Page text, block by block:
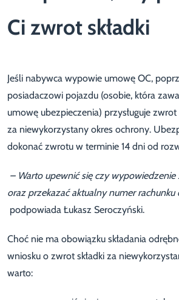
Ci zwrot składki
Jeśli nabywca wypowie umowę OC,
posiadaczowi pojazdu (osobie, która
umowę ubezpieczenia) przysługuje zwrot
za niewykorzystany okres ochrony.
dokonać zwrotu w terminie 14 dni od
– Warto upewnić się czy wypowiedzenie
oraz przekazać aktualny numer rachunku
podpowiada Łukasz Seroczyński.
Choć nie ma obowiązku składania
wniosku o zwrot składki za
warto: